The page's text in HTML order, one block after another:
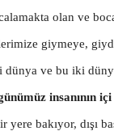
olan ve
giymeye,
ve bu iki
insanının
yere bakıyor, dışı